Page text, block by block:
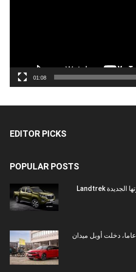
01:08
EDITOR PICKS
POPULAR POSTS
” ستافيم بيجو ” تطلق سيارتها الجديدة Landtrek
21 جانفي 1899: قبل 125 عاما، دخلت أوبل ميدان